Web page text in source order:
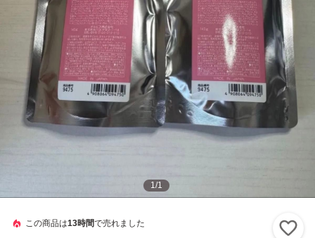
1/1
この商品は13時間で売れました